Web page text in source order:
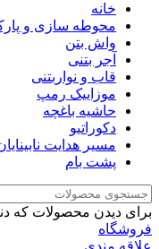
خانه
محوطه سازی و
واش بتن
آجر بتنی
قاب و نواربتنی
موزاییک رمپ
حاشیه باغچه
دکوراتیو
مسیر هدایت
پشت بام
برای دیدن محصولات که
فروشگاه